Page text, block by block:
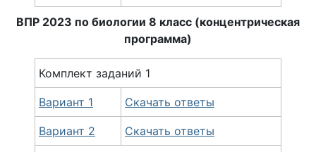
ВПР 2023 по биологии 8 класс (концентрическая
программа)
Комплект заданий 1
Вариант 1 Скачать ответы
Вариант 2 Скачать ответы